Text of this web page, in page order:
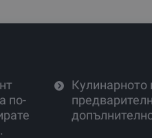
по-
Кулинарното